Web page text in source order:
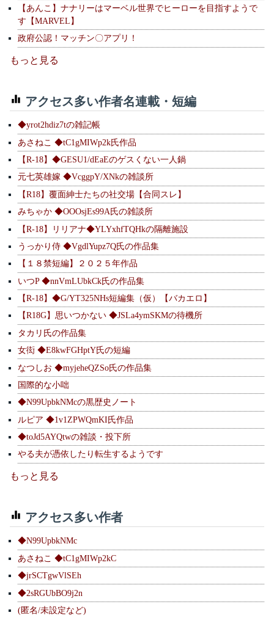
【あんこ】ナナリーはマーベル世界でヒーローを目指すようで
す【MARVEL】
政府公認！マッチン〇アプリ！
もっと見る
アクセス多い作者名連載・短編
◆yrot2hdiz7tの雑記帳
あさねこ ◆tC1gMIWp2k氏作品
【R-18】◆GESU1/dEaEのゲスくない一人鍋
元七英雄嫁 ◆VcggpY/XNkの雑談所
【R18】覆面紳士たちの社交場【合同スレ】
みちゃか ◆OOOsjEs99A氏の雑談所
【R-18】リリアナ◆YLYxhfTQHkの隔離施設
うっかり侍 ◆VgdlYupz7Q氏の作品集
【１８禁短編】２０２５年作品
いつP ◆nnVmLUbkCk氏の作品集
【R-18】◆G/YT325NHs短編集（仮）【バカエロ】
【R18G】思いつかない ◆JSLa4ymSKMの待機所
タカリ氏の作品集
女衒 ◆E8kwFGHptY氏の短編
なつしお ◆myjeheQZSo氏の作品集
国際的な小咄
◆N99UpbkNMcの黒歴史ノート
ルピア ◆1v1ZPWQmKI氏作品
◆toJd5AYQtwの雑談・投下所
やる夫が憑依したり転生するようです
もっと見る
アクセス多い作者
◆N99UpbkNMc
あさねこ ◆tC1gMIWp2kC
◆jrSCTgwVlSEh
◆2sRGUbBO9j2n
(匿名/未設定など)